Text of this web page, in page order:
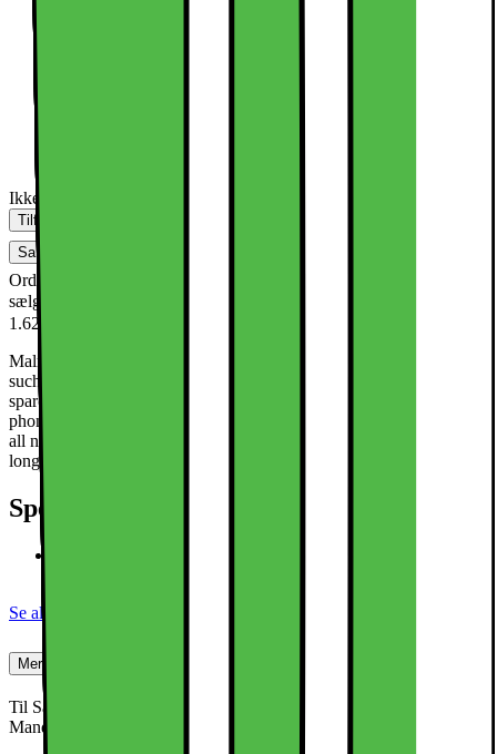
Ikke på lager i butik
Tilføj til kurv
Sammenlign
Ordre, retur og reklamationer håndteres af sælger - læs om denne
sælger:
1.62 ud af 5 stjerner.
Malmö TeknikKompani is a specialist in accessories for electronics
such as cases, shells, screen protectors, cables, chargers, batteries,
spare parts, adapters, for TVs, computers, iPads, tablets, mobile
phones, electric scooters, etc. We ship all orders within 24 hours on
all non-holiday weekdays. Deviations may occur in connection with
longer weekends and Black Friday.
Specifikationer
Se alle specifikationer
Mere om produktet
Til Samsung Galaxy S25 5G pung etui PU læder telefon etui
Mandala blomstermønster